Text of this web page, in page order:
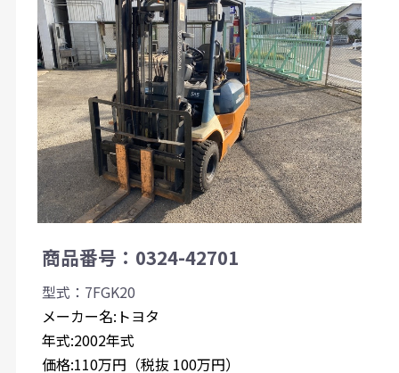
商品番号：0324-42701
型式：7FGK20
メーカー名:トヨタ
年式:2002年式
価格:110万円（税抜 100万円）